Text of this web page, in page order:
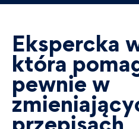
Ekspercka
która
pewnie w